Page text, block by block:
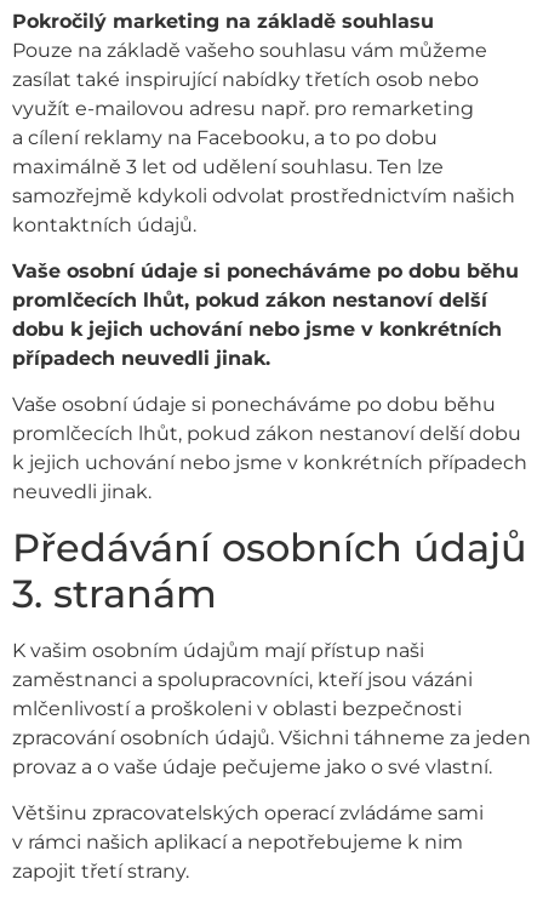
Pokročilý marketing na základě souhlasu
Pouze na základě vašeho souhlasu vám můžeme
zasílat také inspirující nabídky třetích osob nebo
využít e-mailovou adresu např. pro remarketing
a cílení reklamy na Facebooku, a to po dobu
maximálně 3 let od udělení souhlasu. Ten lze
samozřejmě kdykoli odvolat prostřednictvím našich
kontaktních údajů.
Vaše osobní údaje si ponecháváme po dobu běhu
promlčecích lhůt, pokud zákon nestanoví delší
dobu k jejich uchování nebo jsme v konkrétních
případech neuvedli jinak.
Vaše osobní údaje si ponecháváme po dobu běhu
promlčecích lhůt, pokud zákon nestanoví delší dobu
k jejich uchování nebo jsme v konkrétních případech
neuvedli jinak.
Předávání osobních údajů
3. stranám
K vašim osobním údajům mají přístup naši
zaměstnanci a spolupracovníci, kteří jsou vázáni
mlčenlivostí a proškoleni v oblasti bezpečnosti
zpracování osobních údajů. Všichni táhneme za jeden
provaz a o vaše údaje pečujeme jako o své vlastní.
Většinu zpracovatelských operací zvládáme sami
v rámci našich aplikací a nepotřebujeme k nim
zapojit třetí strany.